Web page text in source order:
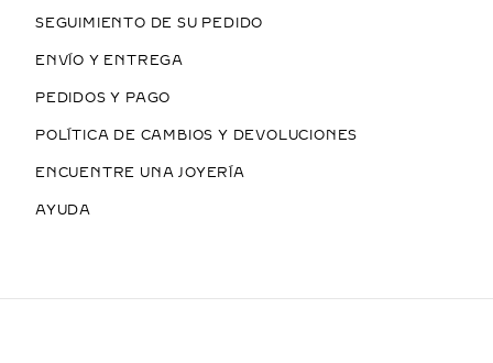
SEGUIMIENTO DE SU PEDIDO
ENVÍO Y ENTREGA
PEDIDOS Y PAGO
POLÍTICA DE CAMBIOS Y DEVOLUCIONES
ENCUENTRE UNA JOYERÍA
AYUDA